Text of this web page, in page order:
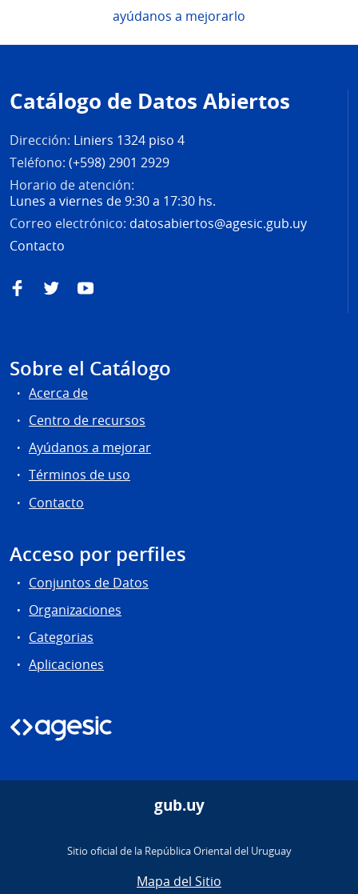
ayúdanos a mejorarlo
de
página
Catálogo de Datos Abiertos
Dirección: Liniers 1324 piso 4
Teléfono: (+598) 2901 2929
Horario de atención:
Lunes a viernes de 9:30 a 17:30 hs.
Correo electrónico: datosabiertos@agesic.gub.uy
Contacto
FacebookTwitterYouTube
Sobre el Catálogo
Acerca de
Centro de recursos
Ayúdanos a mejorar
Términos de uso
Contacto
Acceso por perfiles
Conjuntos de Datos
Organizaciones
Categorias
Aplicaciones
gub.uy
Sitio oficial de la República Oriental del Uruguay
Mapa del Sitio